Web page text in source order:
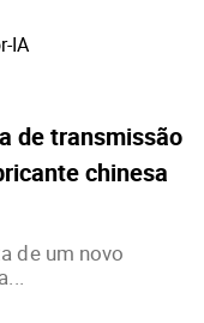
de transmissão
chinesa
de um novo